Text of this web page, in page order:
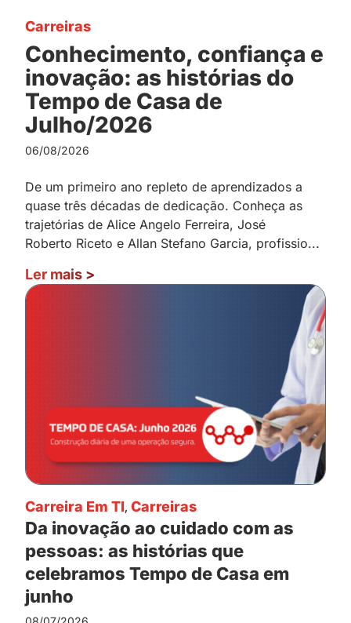
Carreiras
Conhecimento, confiança e
inovação: as histórias do
Tempo de Casa de
Julho/2026
06/08/2026
De um primeiro ano repleto de aprendizados a
quase três décadas de dedicação. Conheça as
trajetórias de Alice Angelo Ferreira, José
Roberto Riceto e Allan Stefano Garcia, profissio...
Ler mais >
Carreira Em TI, Carreiras
Da inovação ao cuidado com as
pessoas: as histórias que
celebramos Tempo de Casa em
junho